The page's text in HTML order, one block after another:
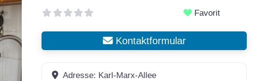
Favorit
Kontaktformular
Adresse: Karl-Marx-Allee